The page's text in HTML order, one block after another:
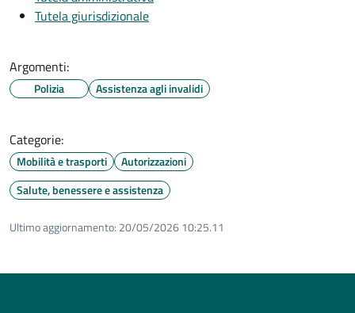
Tutela giurisdizionale
Argomenti:
Polizia Assistenza agli invalidi
Categorie:
Mobilità e trasporti
Autorizzazioni
Salute, benessere e assistenza
Ultimo aggiornamento: 20/05/2026 10:25.11